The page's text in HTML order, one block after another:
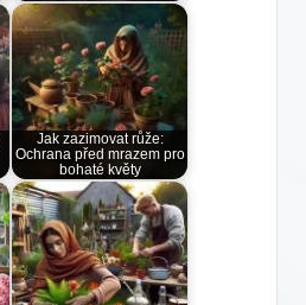
Jak zazimovat růže:
Ochrana před mrazem pro
bohaté květy